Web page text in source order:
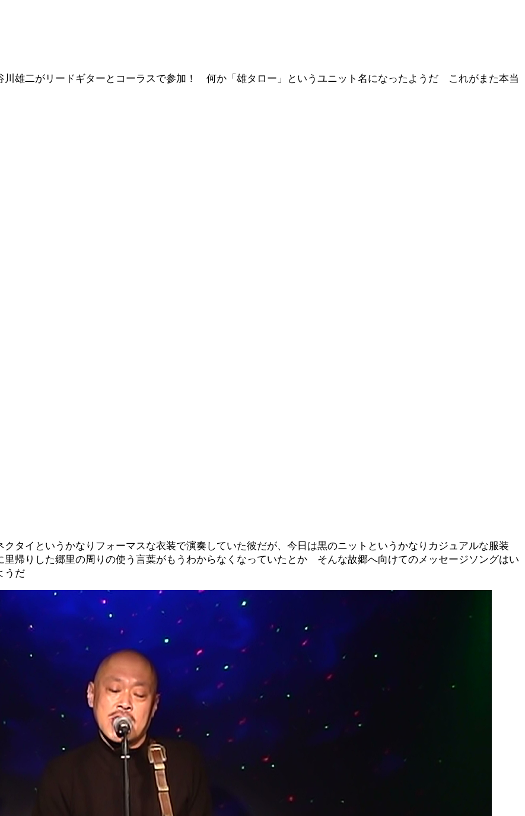
川雄二がリードギターとコーラスで参加！ 何か「雄タロー」というユニット名になったようだ これがまた本当
クタイというかなりフォーマスな衣装で演奏していた彼だが、今日は黒のニットというかなりカジュアルな服装
帰りした郷里の周りの使う言葉がもうわからなくなっていたとか そんな故郷へ向けてのメッセージソングはい
うだ